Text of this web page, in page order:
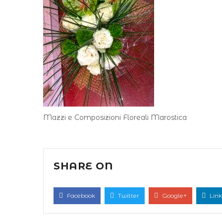
Mazzi e Composizioni Floreali Marostica
SHARE ON
Facebook Twitter Google+